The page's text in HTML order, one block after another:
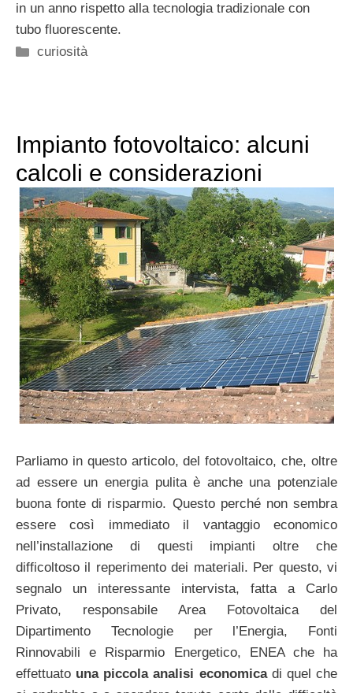
in un anno rispetto alla tecnologia tradizionale con
tubo fluorescente.
Categorie
curiosità
Impianto fotovoltaico: alcuni
calcoli e considerazioni
Parliamo in questo articolo, del fotovoltaico, che, oltre
ad essere un energia pulita è anche una potenziale
buona fonte di risparmio. Questo perché non sembra
essere così immediato il vantaggio economico
nell’installazione di questi impianti oltre che
difficoltoso il reperimento dei materiali. Per questo, vi
segnalo un interessante intervista, fatta a Carlo
Privato, responsabile Area Fotovoltaica del
Dipartimento Tecnologie per l’Energia, Fonti
Rinnovabili e Risparmio Energetico, ENEA che ha
effettuato una piccola analisi economicadi quel che